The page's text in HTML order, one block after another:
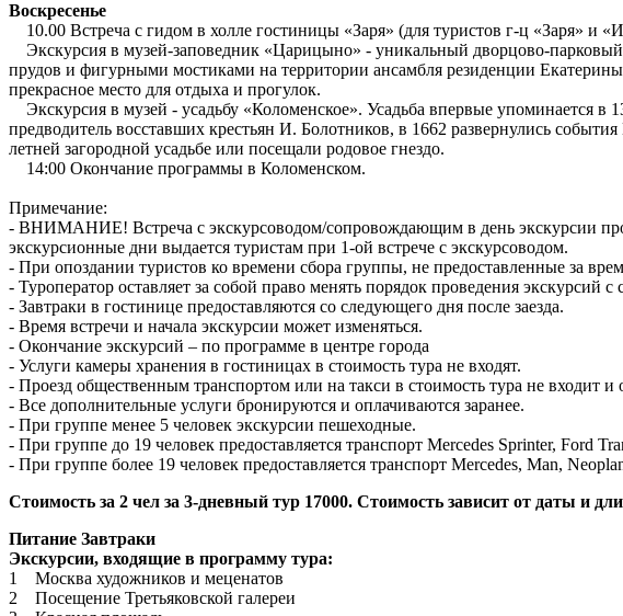
Воскресенье
10.00 Встреча с гидом в холле гостиницы «Заря» (для туристов г-ц «Заря» и
Экскурсия в музей-заповедник «Царицыно» - уникальный дворцово-
прудов и фигурными мостиками на территории ансамбля резиденции
прекрасное место для отдыха и прогулок.
Экскурсия в музей - усадьбу «Коломенское». Усадьба впервые упоминается
предводитель восставших крестьян И. Болотников, в 1662 развернулись
летней загородной усадьбе или посещали родовое гнездо.
14:00 Окончание программы в Коломенском.
Примечание:
- ВНИМАНИЕ! Встреча с экскурсоводом/сопровождающим в день экскурсии
экскурсионные дни выдается туристам при 1-ой встрече с экскурсоводом.
- При опоздании туристов ко времени сбора группы, не предоставленные за
- Туроператор оставляет за собой право менять порядок проведения экскурсий
- Завтраки в гостинице предоставляются со следующего дня после заезда.
- Время встречи и начала экскурсии может изменяться.
- Окончание экскурсий – по программе в центре города
- Услуги камеры хранения в гостиницах в стоимость тура не входят.
- Проезд общественным транспортом или на такси в стоимость тура не входит и
- Все дополнительные услуги бронируются и оплачиваются заранее.
- При группе менее 5 человек экскурсии пешеходные.
- При группе до 19 человек предоставляется транспорт Mercedes Sprinter, Ford
- При группе более 19 человек предоставляется транспорт Mercedes, Man,
Стоимость за 2 чел за 3-дневный тур 17000. Стоимость зависит от даты
Питание Завтраки
Экскурсии, входящие в программу тура:
1 Москва художников и меценатов
2 Посещение Третьяковской галереи